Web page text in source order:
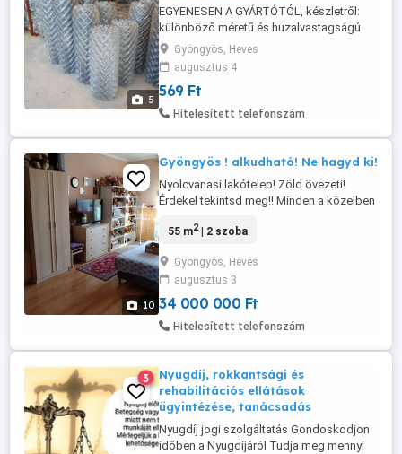
5
EGYENESEN A GYÁRTÓTÓL, készletről:
különböző méretű és huzalvastagságú
horganyzott és műanyagos drótfonat,
vadháló, drótháló, tüskés huzal,
szögesdrót, vezérdrót, pengés drót
(NATO háló), betonoszlop (trapéz és
szögletes oszlop), kerítés háló,
fonott drót, pengés ...
Gyöngyös, Heves
augusztus 4
569 Ft
Hitelesített telefonszám
10
Gyöngyös ! alkudható! Ne hagyd ki!
Nyolcvanasi lakótelep! Zöld övezeti!
Érdekel tekintsd meg!! Minden a közelben
55 m2| 2 szoba
Gyöngyös, Heves
augusztus 3
34 000 000 Ft
Hitelesített telefonszám
3
Nyugdíj, rokkantsági és
rehabilitációs ellátások
ügyintézése, tanácsadás
Nyugdíj jogi szolgáltatás Gondoskodjon
időben a Nyugdíjáról Tudja meg mennyi